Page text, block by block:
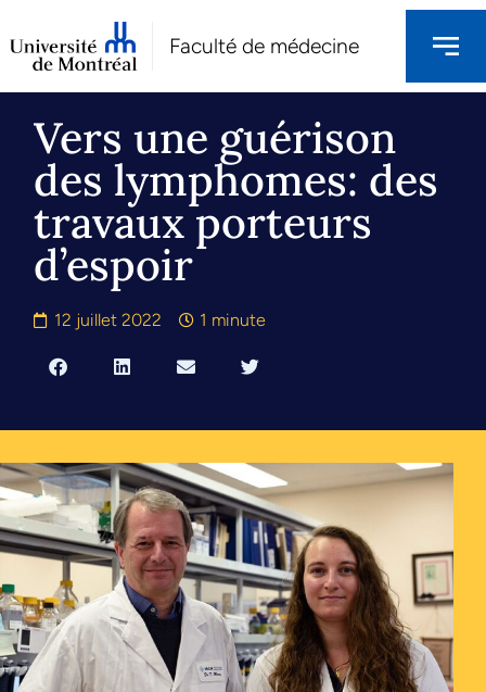
Faculté de médecine
Vers une guérison
des lymphomes: des
travaux porteurs
d’espoir
12 juillet 2022 1 minute